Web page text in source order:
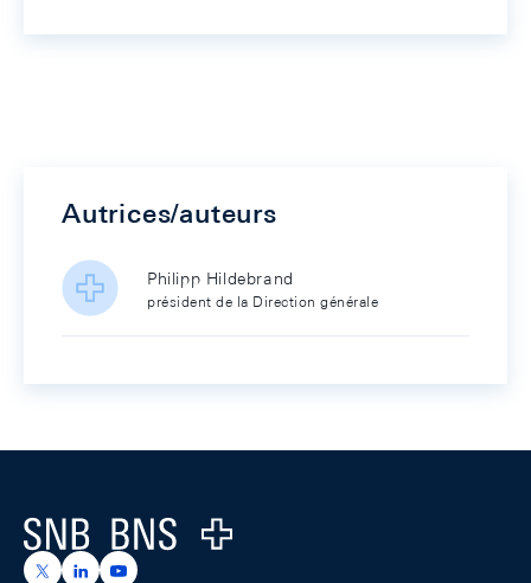
Autrices/auteurs
Philipp Hildebrand
président de la Direction générale
Logo
https://x.com/snb_bns
https://ch.linkedin.com/company/swiss-national-
https://www.youtube.com/@swissnationalbank